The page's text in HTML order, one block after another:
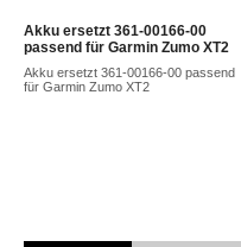
Akku ersetzt 361-00166-00
passend für Garmin Zumo XT2
Akku ersetzt 361-00166-00 passend
für Garmin Zumo XT2